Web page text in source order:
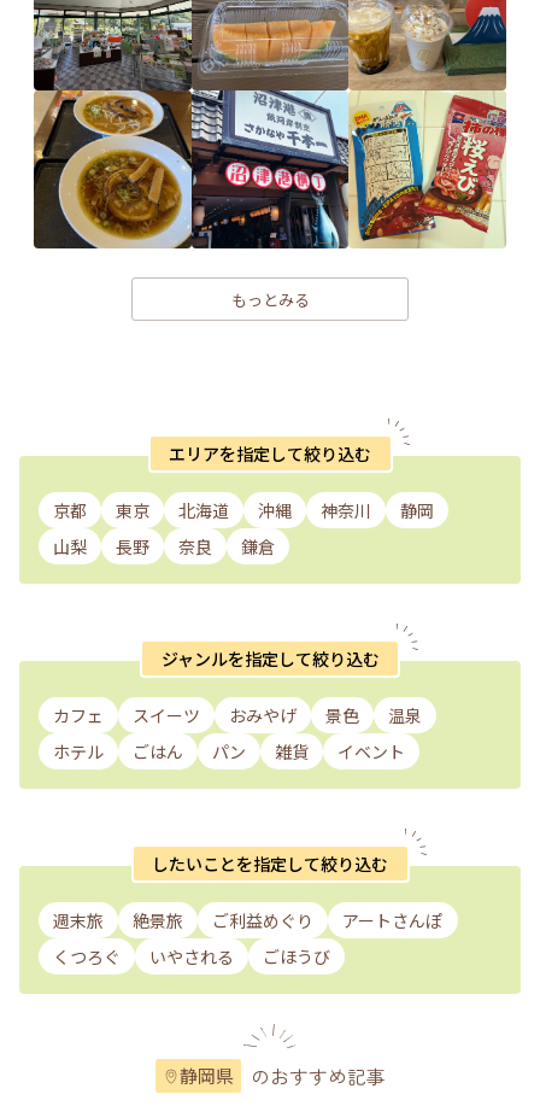
もっとみる
エリアを指定して絞り込む
京都 東京 北海道 沖縄 神奈川
静岡
山梨
長野 奈良 鎌倉
ジャンルを指定して絞り込む
カフェ スイーツ おみやげ 景色
温泉
ホテル
ごはん パン 雑貨 イベント
したいことを指定して絞り込む
週末旅 絶景旅 ご利益めぐり
アートさんぽ
くつろぐ
いやされる ごほうび
静岡県 のおすすめ記事